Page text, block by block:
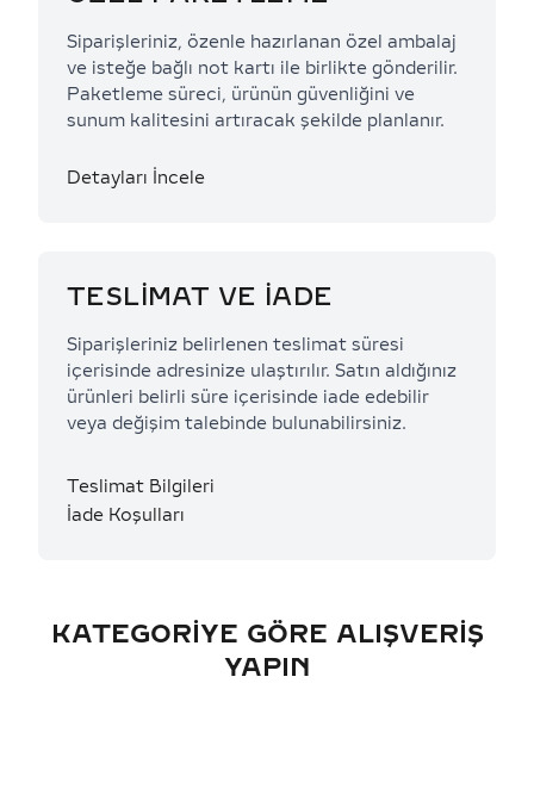
Siparişleriniz, özenle hazırlanan özel ambalaj
ve isteğe bağlı not kartı ile birlikte gönderilir.
Paketleme süreci, ürünün güvenliğini ve
sunum kalitesini artıracak şekilde planlanır.
Detayları İncele
TESLİMAT VE İADE
Siparişleriniz belirlenen teslimat süresi
içerisinde adresinize ulaştırılır. Satın aldığınız
ürünleri belirli süre içerisinde iade edebilir
veya değişim talebinde bulunabilirsiniz.
Teslimat Bilgileri
İade Koşulları
KATEGORIYE GÖRE ALIŞVERIŞ
YAPIN